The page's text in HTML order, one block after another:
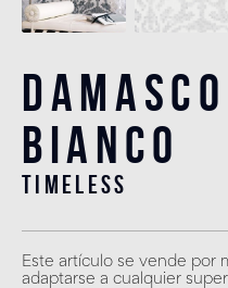
Bianco
timeless
Este artículo se vende por
adaptarse a cualquier